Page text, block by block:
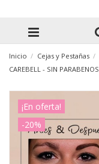
Inicio Cejas y Pestañas
CAREBELL - SIN PARABENOS
¡En oferta!
-20%